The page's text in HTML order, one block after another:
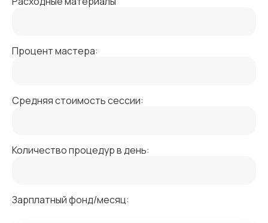
Процент мастера:
Средняя стоимость сессии:
Количество процедур в день:
Зарплатный фонд/месяц: